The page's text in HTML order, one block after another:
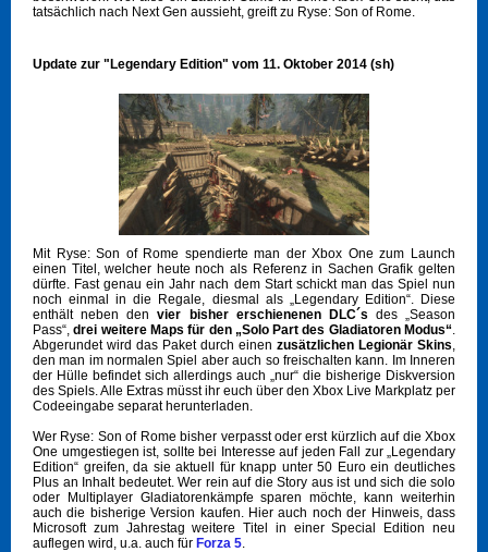
tatsächlich nach Next Gen aussieht, greift zu Ryse: Son of Rome.
Update zur "Legendary Edition" vom 11. Oktober 2014 (sh)
Mit Ryse: Son of Rome spendierte man der Xbox One zum Launch
einen Titel, welcher heute noch als Referenz in Sachen Grafik gelten
dürfte. Fast genau ein Jahr nach dem Start schickt man das Spiel nun
noch einmal in die Regale, diesmal als „Legendary Edition“. Diese
enthält neben denvier bisher erschienenen DLC´s des „Season
Pass“,drei weitere Maps für den „Solo Part des Gladiatoren Modus“
Abgerundet wird das Paket durch einen zusätzlichen Legionär Skins
den man im normalen Spiel aber auch so freischalten kann. Im Inneren
der Hülle befindet sich allerdings auch „nur“ die bisherige Diskversion
des Spiels. Alle Extras müsst ihr euch über den Xbox Live Markplatz per
Codeeingabe separat herunterladen.
Wer Ryse: Son of Rome bisher verpasst oder erst kürzlich auf die Xbox
One umgestiegen ist, sollte bei Interesse auf jeden Fall zur „Legendary
Edition“ greifen, da sie aktuell für knapp unter 50 Euro ein deutliches
Plus an Inhalt bedeutet. Wer rein auf die Story aus ist und sich die solo
oder Multiplayer Gladiatorenkämpfe sparen möchte, kann weiterhin
auch die bisherige Version kaufen. Hier auch noch der Hinweis, dass
Microsoft zum Jahrestag weitere Titel in einer Special Edition neu
auflegen wird, u.a. auch für Forza 5